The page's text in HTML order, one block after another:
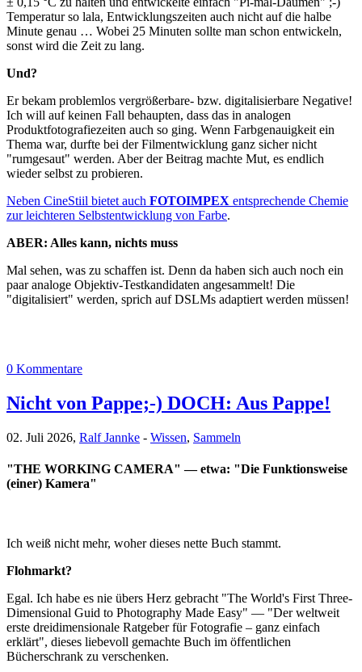
Temperatur so lala, Entwicklungszeiten auch nicht auf die halbe
Minute genau … Wobei 25 Minuten sollte man schon entwickeln,
sonst wird die Zeit zu lang.
Und?
Er bekam problemlos vergrößerbare- bzw. digitalisierbare Negative!
Ich will auf keinen Fall behaupten, dass das in analogen
Produktfotografiezeiten auch so ging. Wenn Farbgenauigkeit ein
Thema war, durfte bei der Filmentwicklung ganz sicher nicht
"rumgesaut" werden. Aber der Beitrag machte Mut, es endlich
wieder selbst zu probieren.
Neben CineStiil bietet auch FOTOIMPEX entsprechende Chemie
zur leichteren Selbstentwicklung von Farbe.
ABER: Alles kann, nichts muss
Mal sehen, was zu schaffen ist. Denn da haben sich auch noch ein
paar analoge Objektiv-Testkandidaten angesammelt! Die
"digitalisiert" werden, sprich auf DSLMs adaptiert werden müssen!
0 Kommentare
Nicht von Pappe;-) DOCH: Aus Pappe!
02. Juli 2026, Ralf Jannke - Wissen, Sammeln
"THE WORKING CAMERA" — etwa: "Die Funktionsweise
(einer) Kamera"
Ich weiß nicht mehr, woher dieses nette Buch stammt.
Flohmarkt?
Egal. Ich habe es nie übers Herz gebracht "The World's First Three-
Dimensional Guid to Photography Made Easy" — "Der weltweit
erste dreidimensionale Ratgeber für Fotografie – ganz einfach
erklärt", dieses liebevoll gemachte Buch im öffentlichen
Bücherschrank zu verschenken.